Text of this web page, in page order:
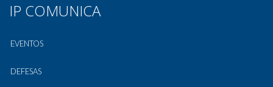
IP COMUNICA
EVENTOS
DEFESAS